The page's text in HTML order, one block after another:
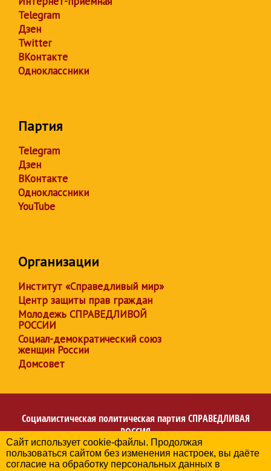
Telegram
Дзен
Twitter
ВКонтакте
Одноклассники
Партия
Telegram
Дзен
ВКонтакте
Одноклассники
YouTube
Организации
Институт «Справедливый мир»
Центр защиты прав граждан
Молодежь СПРАВЕДЛИВОЙ
РОССИИ
Социал-демократический союз
женщин России
Домсовет
Социалистическая политическая партия СПРАВЕДЛИВАЯ
РОССИЯ
Региональное отделение партии в Кемеровской области
– Кузбассе
Сайт использует cookie-файлы. Продолжая
пользоваться сайтом без изменения настроек, вы даёте
согласие на обработку персональных данных в